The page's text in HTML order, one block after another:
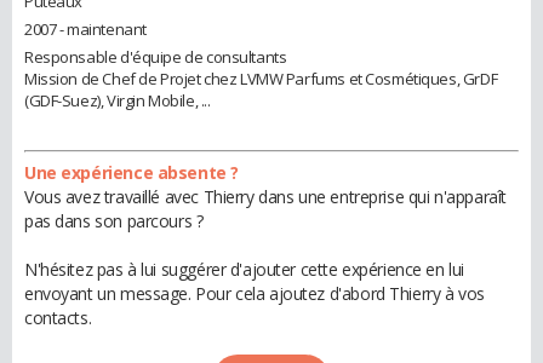
2007 - maintenant
Responsable d'équipe de consultants
Mission de Chef de Projet chez LVMW Parfums et Cosmétiques, GrDF
(GDF-Suez), Virgin Mobile, ...
Une expérience absente ?
Vous avez travaillé avec Thierry dans une entreprise qui n'apparaît
pas dans son parcours ?
N'hésitez pas à lui suggérer d'ajouter cette expérience en lui
envoyant un message. Pour cela ajoutez d'abord Thierry à vos
contacts.